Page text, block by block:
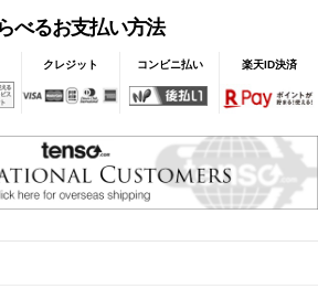
べるお支払い方法
クレジット コンビニ払い 楽天ID決済